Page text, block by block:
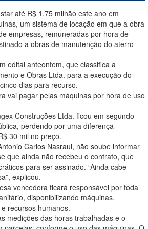
até R$ 1,75 milhão este ano em
um sistema de locação em que a obra
empresas, remuneradas por hora de
a obras de manutenção do aterro
edital anteontem, que classifica a
e Obras Ltda. para a execução do
dias para recurso.
vai pagar pelas máquinas por hora de uso
Construções Ltda. ficou em segundo
perdendo por uma diferença
30 mil no preço.
Carlos Nasraui, não soube informar
que ainda não recebeu o contrato, que
para ser assinado. “Ainda cabe
explicou.
vencedora ficará responsável por toda
disponibilizando máquinas,
recursos humanos.
medições das horas trabalhadas e o